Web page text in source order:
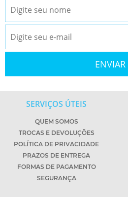
SERVIÇOS ÚTEIS
QUEM SOMOS
TROCAS E DEVOLUÇÕES
POLÍTICA DE PRIVACIDADE
PRAZOS DE ENTREGA
FORMAS DE PAGAMENTO
SEGURANÇA